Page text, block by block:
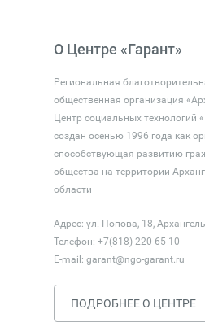
О Центре «Гарант»
Региональная
общественная организация
Центр социальных технологий
создан осенью 1996 года как
способствующая развитию
общества на территории
области
Адрес: ул. Попова, 18,
Телефон: +7(818) 220-65-10
E-mail: garant@ngo-garant.ru
ПОДРОБНЕЕ О ЦЕНТРЕ